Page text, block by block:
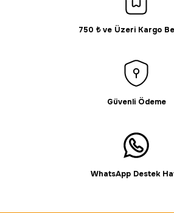
Gönder
750 ₺ ve Üzeri Kargo
Güvenli Ödeme
WhatsApp Destek